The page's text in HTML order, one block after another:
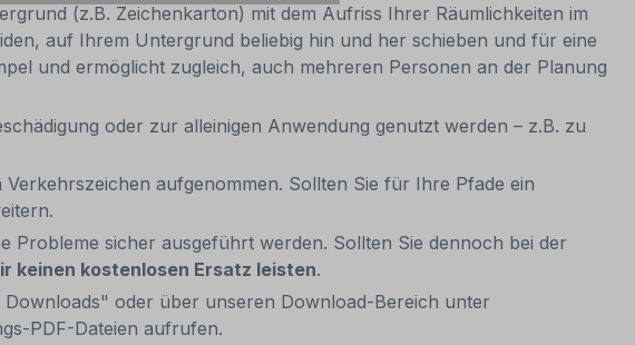
(z.B. Zeichenkarton) mit dem Aufriss Ihrer Räumlichkeiten im
auf Ihrem Untergrund beliebig hin und her schieben und für eine
und ermöglicht zugleich, auch mehreren Personen an der Planung
oder zur alleinigen Anwendung genutzt werden – z.B. zu
aufgenommen. Sollten Sie für Ihre Pfade ein
sicher ausgeführt werden. Sollten Sie dennoch bei der
keinen kostenlosen Ersatz leisten.
oder über unseren Download-Bereich unter
PDF-Dateien aufrufen.